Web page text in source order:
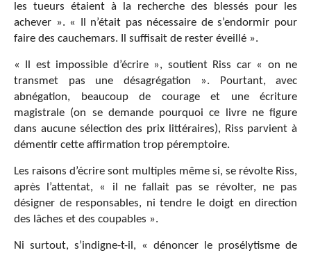
les tueurs étaient à la recherche des blessés pour les
achever ». « Il n’était pas nécessaire de s’endormir pour
faire des cauchemars. Il suffisait de rester éveillé ».
« Il est impossible d’écrire », soutient Riss car « on ne
transmet pas une désagrégation ». Pourtant, avec
abnégation, beaucoup de courage et une écriture
magistrale (on se demande pourquoi ce livre ne figure
dans aucune sélection des prix littéraires), Riss parvient à
démentir cette affirmation trop péremptoire.
Les raisons d’écrire sont multiples même si, se révolte Riss,
après l’attentat, « il ne fallait pas se révolter, ne pas
désigner de responsables, ni tendre le doigt en direction
des lâches et des coupables ».
Ni surtout, s’indigne-t-il, « dénoncer le prosélytisme de